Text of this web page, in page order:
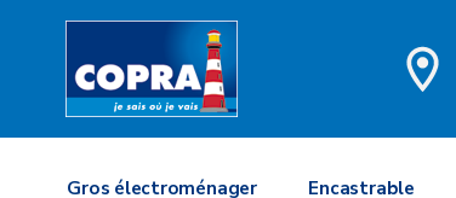
Gros électroménager Encastrable